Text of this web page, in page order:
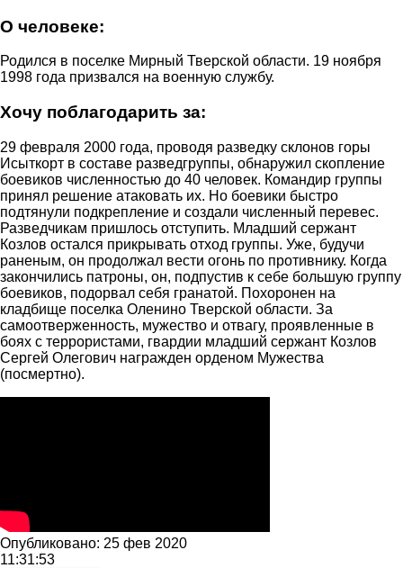
О человеке:
Родился в поселке Мирный Тверской области. 19 ноября
1998 года призвался на военную службу.
Хочу поблагодарить за:
29 февраля 2000 года, проводя разведку склонов горы
Исыткорт в составе разведгруппы, обнаружил скопление
боевиков численностью до 40 человек. Командир группы
принял решение атаковать их. Но боевики быстро
подтянули подкрепление и создали численный перевес.
Разведчикам пришлось отступить. Младший сержант
Козлов остался прикрывать отход группы. Уже, будучи
раненым, он продолжал вести огонь по противнику. Когда
закончились патроны, он, подпустив к себе большую группу
боевиков, подорвал себя гранатой. Похоронен на
кладбище поселка Оленино Тверской области. За
самоотверженность, мужество и отвагу, проявленные в
боях с террористами, гвардии младший сержант Козлов
Сергей Олегович награжден орденом Мужества
(посмертно).
Опубликовано: 25 фев 2020
11:31:53